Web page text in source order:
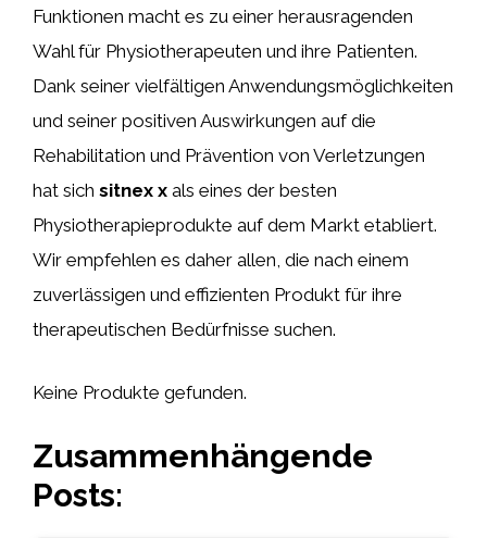
Funktionen macht es zu einer herausragenden
Wahl für Physiotherapeuten und ihre Patienten.
Dank seiner vielfältigen Anwendungsmöglichkeiten
und seiner positiven Auswirkungen auf die
Rehabilitation und Prävention von Verletzungen
hat sich sitnex x als eines der besten
Physiotherapieprodukte auf dem Markt etabliert.
Wir empfehlen es daher allen, die nach einem
zuverlässigen und effizienten Produkt für ihre
therapeutischen Bedürfnisse suchen.
Keine Produkte gefunden.
Zusammenhängende
Posts: